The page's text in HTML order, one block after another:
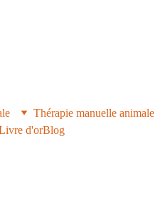
Thérapie manuelle animale
d'orBlog